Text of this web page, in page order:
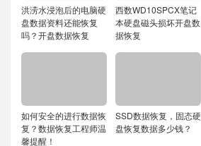
洪涝水浸泡后的电脑硬
盘数据资料还能恢复
吗？开盘数据恢复
西数WD10SPCX笔记
本硬盘磁头损坏开盘数
据恢复
如何安全的进行数据恢
复？数据恢复工程师温
馨提醒！
SSD数据恢复，固态硬
盘恢复数据多少钱？